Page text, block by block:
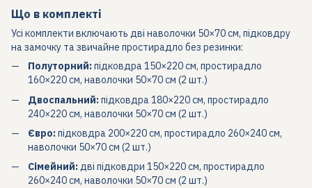
Що в комплекті
Усі комплекти включають дві наволочки 50×70 см, підковдру
на замочку та звичайне простирадло без резинки:
Полуторний:підковдра 150×220 см, простирадло
160×220 см, наволочки 50×70 см (2 шт.)
Двоспальний:підковдра 180×220 см, простирадло
240×220 см, наволочки 50×70 см (2 шт.)
Євро:підковдра 200×220 см, простирадло 260×240 см,
наволочки 50×70 см (2 шт.)
Сімейний:дві підковдри 150×220 см, простирадло
260×240 см, наволочки 50×70 см (2 шт.)